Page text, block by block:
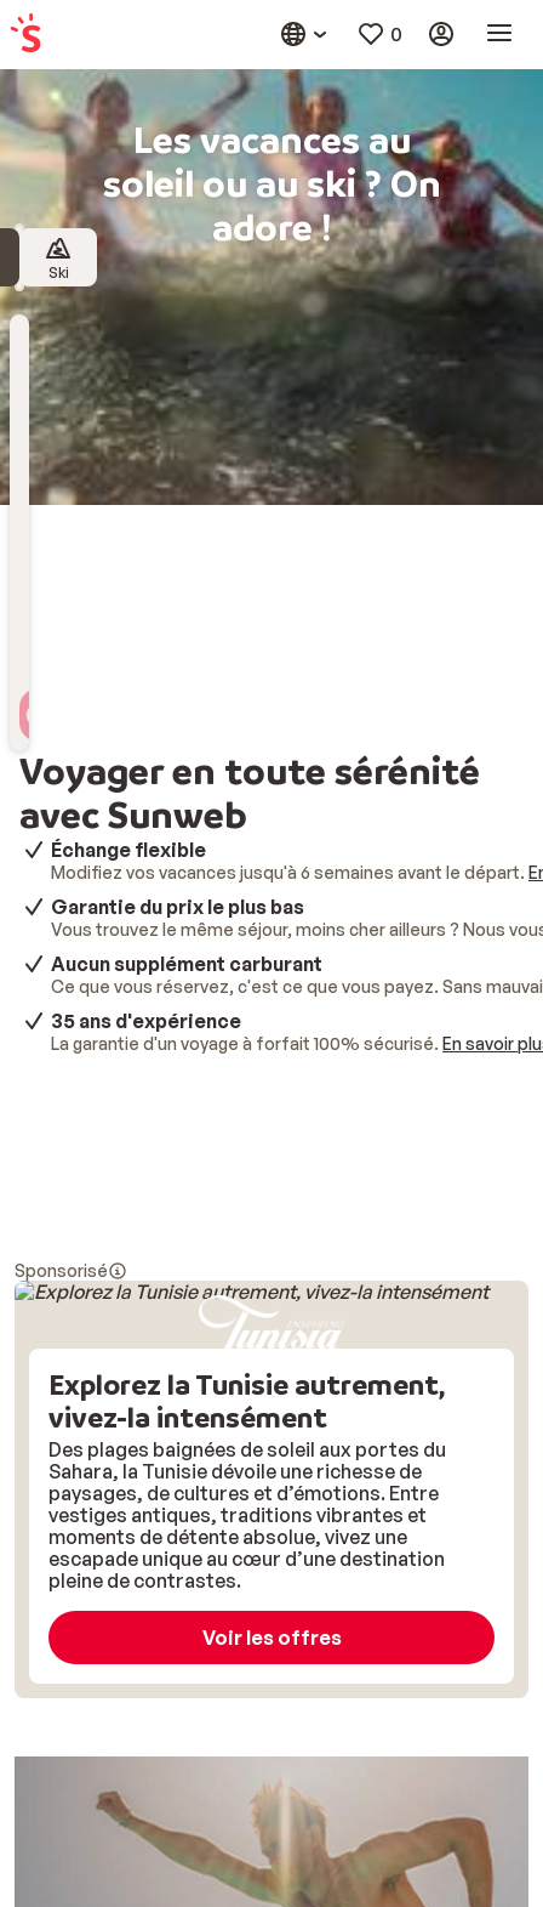
0
Les vacances au
soleil ou au ski ? On
adore !
Ski
Destination
Choisissez une destination
Date
départ
Date de départ
Voyager en toute sérénité
avec Sunweb
Échange flexible
Modifiez vos vacances jusqu'à 6 semaines avant le départ.
Garantie du prix le plus bas
Vous trouvez le même séjour, moins cher ailleurs ? Nous
Aucun supplément carburant
Ce que vous réservez, c'est ce que vous payez. Sans
35 ans d'expérience
La garantie d'un voyage à forfait 100% sécurisé. En savoir
Sponsorisé
Explorez la Tunisie autrement,
vivez-la intensément
Des plages baignées de soleil aux portes du
Sahara, la Tunisie dévoile une richesse de
paysages, de cultures et d’émotions. Entre
vestiges antiques, traditions vibrantes et
moments de détente absolue, vivez une
escapade unique au cœur d’une destination
pleine de contrastes.
Voir les offres